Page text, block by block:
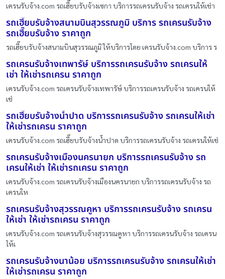
เครนรับจ้าง.com รถเฮี๊ยบรับจ้างเซกา บริการรถเครนรับจ้าง รถเครนให้เช่า
รถเฮี๊ยบรับจ้างสนามบินสุวรรณภูมิ บริการ รถเครนรับจ้าง
รถเฮี๊ยบรับจ้าง ราคาถูก
รถเฮี๊ยบรับจ้างสนามบินสุวรรณภูมิ ให้บริการโดย เครนรับจ้าง.com บริการ ร
รถเครนรับจ้างเทพารัษ์ บริการรถเครนรับจ้าง รถเครนให้
เช่า ให้เช่ารถเครน ราคาถูก
เครนรับจ้าง.com รถเครนรับจ้างเทพารัษ์ บริการรถเครนรับจ้าง รถเครนให้
เช่
รถเฮี๊ยบรับจ้างน้ำปาด บริการรถเครนรับจ้าง รถเครนให้เช่า
ให้เช่ารถเครน ราคาถูก
เครนรับจ้าง.com รถเฮี๊ยบรับจ้างน้ำปาด บริการรถเครนรับจ้าง รถเครนให้เช่
รถเครนรับจ้างเมืองนครนายก บริการรถเครนรับจ้าง รถ
เครนให้เช่า ให้เช่ารถเครน ราคาถูก
เครนรับจ้าง.com รถเครนรับจ้างเมืองนครนายก บริการรถเครนรับจ้าง รถ
เครนให
รถเครนรับจ้างสุวรรณคูหา บริการรถเครนรับจ้าง รถเครน
ให้เช่า ให้เช่ารถเครน ราคาถูก
เครนรับจ้าง.com รถเครนรับจ้างสุวรรณคูหา บริการรถเครนรับจ้าง รถเครน
ให้เ
รถเครนรับจ้างนาน้อย บริการรถเครนรับจ้าง รถเครนให้เช่า
ให้เช่ารถเครน ราคาถูก